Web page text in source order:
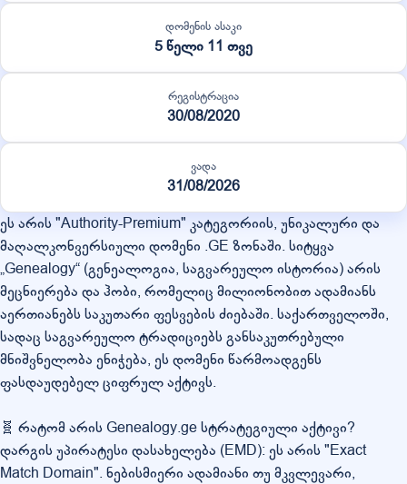
დომენის ასაკი
5 წელი 11 თვე
რეგისტრაცია
30/08/2020
ვადა
31/08/2026
ეს არის "Authority-Premium" კატეგორიის, უნიკალური და
მაღალკონვერსიული დომენი .GE ზონაში. სიტყვა
„Genealogy“ (გენეალოგია, საგვარეულო ისტორია) არის
მეცნიერება და ჰობი, რომელიც მილიონობით ადამიანს
აერთიანებს საკუთარი ფესვების ძიებაში. საქართველოში,
სადაც საგვარეულო ტრადიციებს განსაკუთრებული
მნიშვნელობა ენიჭება, ეს დომენი წარმოადგენს
ფასდაუდებელ ციფრულ აქტივს.
🧬 რატომ არის Genealogy.ge სტრატეგიული აქტივი?
დარგის უპირატესი დასახელება (EMD): ეს არის "Exact
Match Domain". ნებისმიერი ადამიანი თუ მკვლევარი,